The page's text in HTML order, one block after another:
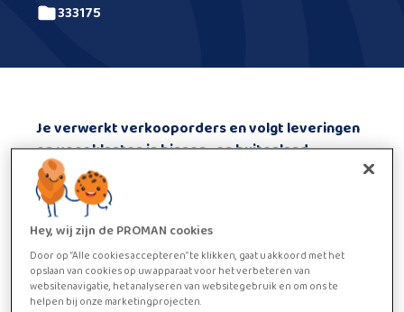
333175
Je verwerkt verkooporders en volgt leveringen
op voor klanten in binnen- en buitenland.
Je hebt dagelijks contact met productie en zorgt
dat alles administratief correct verloopt.
Zoek je een job met afwisseling tussen
administratie en klantcontact?
Dan past deze functie bij jou.
Functie beschrijving
Hey, wij zijn de PROMAN cookies
Door op “Alle cookies accepteren” te klikken, gaat u akkoord met het
opslaan van cookies op uw apparaat voor het verbeteren van
websitenavigatie, het analyseren van websitegebruik en om ons te
helpen bij onze marketingprojecten.